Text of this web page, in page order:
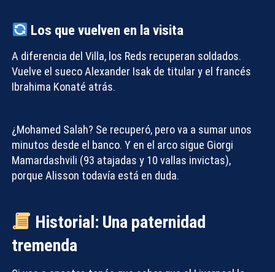
Los que vuelven en la visita
A diferencia del Villa, los Reds recuperan soldados.
Vuelve el sueco Alexander Isak de titular y el francés
Ibrahima Konaté atrás.
¿Mohamed Salah? Se recuperó, pero va a sumar unos
minutos desde el banco. Y en el arco sigue Giorgi
Mamardashvili (93 atajadas y 10 vallas invictas),
porque Alisson todavía está en duda.
Historial: Una paternidad
tremenda